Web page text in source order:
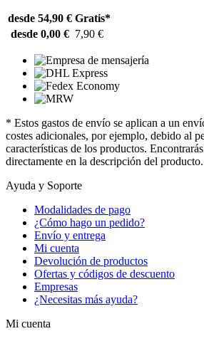
desde 54,90 € Gratis*
desde 0,00 € 7,90 €
* Estos gastos de envío se aplican a un
costes adicionales, por ejemplo, debido al
características de los productos.
directamente en la descripción del producto.
Ayuda y Soporte
Modalidades de pago
¿Cómo hago un pedido?
Envío y entrega
Mi cuenta
Devolución de productos
Ofertas y códigos de descuento
Empresas
¿Necesitas más ayuda?
Mi cuenta